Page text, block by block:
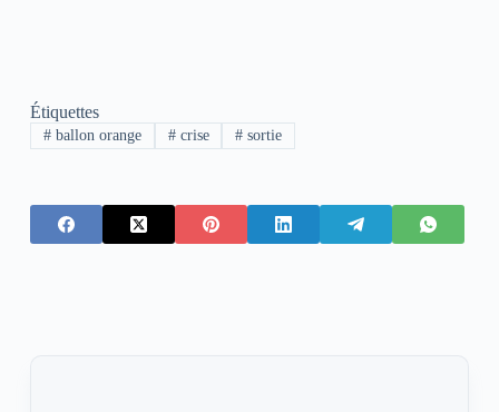
Étiquettes
#ballon orange #crise # sortie